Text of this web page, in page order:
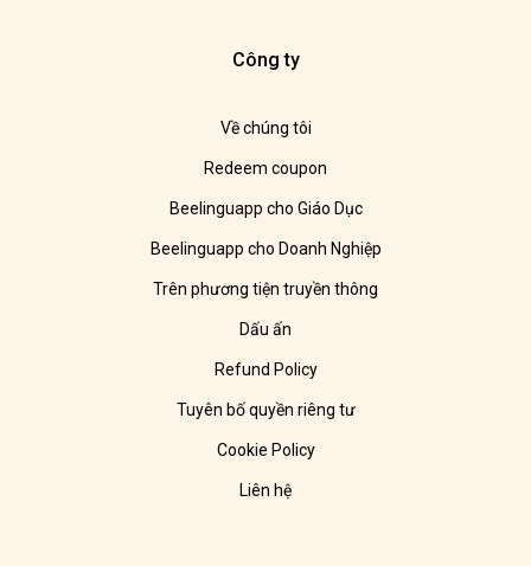
Công ty
Về chúng tôi
Redeem coupon
Beelinguapp cho Giáo Dục
Beelinguapp cho Doanh Nghiệp
Trên phương tiện truyền thông
Dấu ấn
Refund Policy
Tuyên bố quyền riêng tư
Cookie Policy
Liên hệ